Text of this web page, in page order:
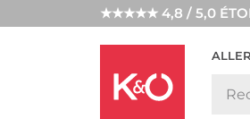
★★★★★ 4,8 / 5,0